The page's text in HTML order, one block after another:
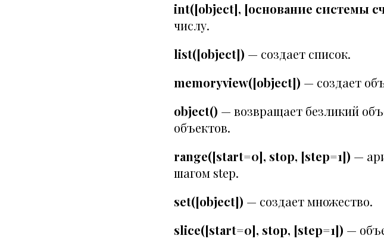
int([object], [основание системы
числу.
list([object]) — создает список.
memoryview([object]) — создает
object() — возвращает безликий
объектов.
range([start=0], stop, [step=1]) —
шагом step.
set([object]) — создает множество.
slice([start=0], stop, [step=1]) —